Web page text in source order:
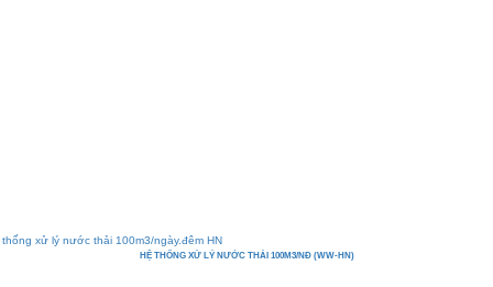
HỆ THỐNG XỬ LÝ NƯỚC THẢI 100M3/NĐ (WW-HN)